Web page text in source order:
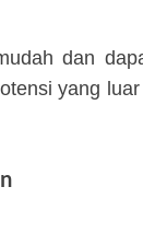
dan
yang